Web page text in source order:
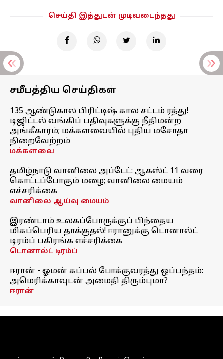
செய்தி இத்துடன் முடிவடைந்தது
சமீபத்திய செய்திகள்
135 ஆண்டுகால பிரிட்டிஷ் கால சட்டம் ரத்து!
டிஜிட்டல் வங்கிப் பதிவுகளுக்கு நீதிமன்ற
அங்கீகாரம்; மக்களவையில் புதிய மசோதா
நிறைவேற்றம்
மக்களவை
தமிழ்நாடு வானிலை அப்டேட்: ஆகஸ்ட் 11 வரை
கொட்டப்போகும் மழை; வானிலை மையம்
எச்சரிக்கை
வானிலை ஆய்வு மையம்
இரண்டாம் உலகப்போருக்குப் பிந்தைய
மிகப்பெரிய தாக்குதல்! ஈரானுக்கு டொனால்ட்
டிரம்ப் பகிரங்க எச்சரிக்கை
டொனால்ட் டிரம்ப்
ஈரான் - ஓமன் கப்பல் போக்குவரத்து ஒப்பந்தம்:
அமெரிக்காவுடன் அமைதி திரும்புமா?
ஈரான்